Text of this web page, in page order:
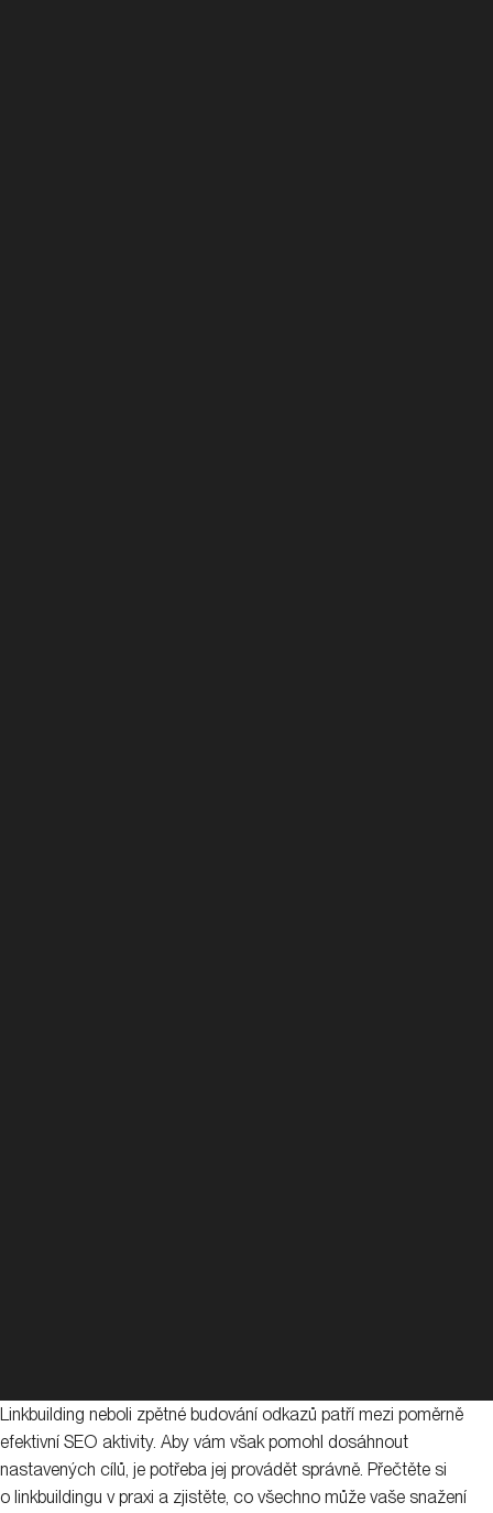
Linkbuilding neboli zpětné budování odkazů patří mezi poměrně
efektivní SEO aktivity. Aby vám však pomohl dosáhnout
nastavených cílů, je potřeba jej provádět správně. Přečtěte si
o linkbuildingu v praxi a zjistěte, co všechno může vaše snažení